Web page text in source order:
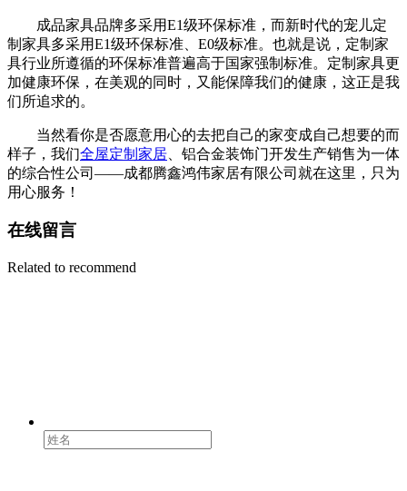
成品家具品牌多采用E1级环保标准，而新时代的宠儿定
制家具多采用E1级环保标准、E0级标准。也就是说，定制家
具行业所遵循的环保标准普遍高于国家强制标准。定制家具更
加健康环保，在美观的同时，又能保障我们的健康，这正是我
们所追求的。
当然看你是否愿意用心的去把自己的家变成自己想要的而
样子，我们全屋定制家居 、铝合金装饰门开发生产销售为一体
的综合性公司——成都腾鑫鸿伟家居有限公司就在这里，只为
用心服务！
在线留言
Related to recommend